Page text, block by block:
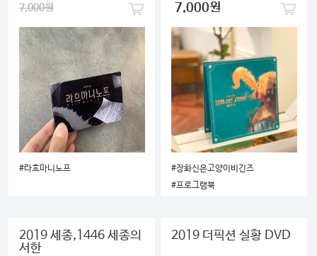
7,000원
#라흐마니노프
7,000원
#장화신은고양이비긴즈
#프로그램북
2019 세종,1446 세종의
서한
2019 더픽션 실황 DVD